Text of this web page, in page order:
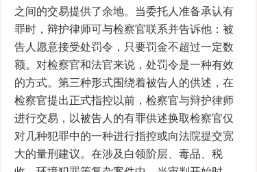
之间的交易提供了余地。当委托人准备承认有
罪时，辩护律师可与检察官联系并告诉他：被
告人愿意接受处罚令，只要罚金不超过一定数
额。对检察官和法官来说，处罚令是一种有效
的方式。第三种形式围绕着被告人的供述，在
检察官提出正式指控以前，检察官与辩护律师
进行交易，以被告人的有罪供述换取检察官仅
对几种犯罪中的一种进行指控或向法院提交宽
大的量刑建议。在涉及白领阶层、毒品、税